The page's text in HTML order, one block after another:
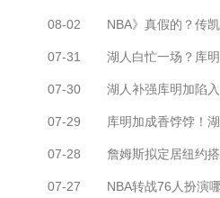
08-02 NBA》真假的？传凯尔特人酝
07-31 湖人白忙一场？库明加争夺战杀出程咬
07-30 湖人补强库明加陷入僵局 先
07-29 库明加成香饽饽！湖人与骑士均需看老鹰
07-28 詹姆斯拟定居纽约搭直升机通勤
07-27 NBA转战76人扮演哪种角色？詹皇新赛